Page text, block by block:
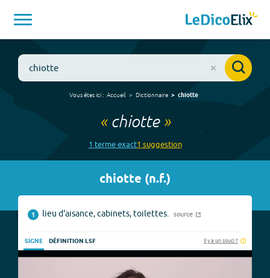
Vous êtes ici : Accueil Dictionnaire chiotte
« chiotte»
1 termeexact1 suggestion
chiotte (n.f.)
1 lieu d'aisance, cabinets, toilettes. source
SIGNE DÉFINITION LSF Il y a un souci ?